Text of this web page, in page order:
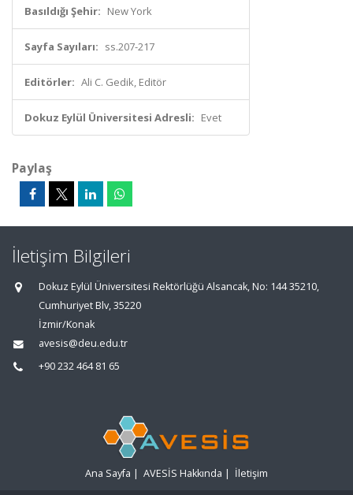
Basıldığı Şehir: New York
Sayfa Sayıları: ss.207-217
Editörler: Ali C. Gedik, Editör
Dokuz Eylül Üniversitesi Adresli: Evet
Paylaş
İletişim Bilgileri
Dokuz Eylül Üniversitesi Rektörlüğü Alsancak, No: 144 35210,
Cumhuriyet Blv, 35220
İzmir/Konak
avesis@deu.edu.tr
+90 232 464 81 65
Ana Sayfa | AVESİS Hakkında | İletişim